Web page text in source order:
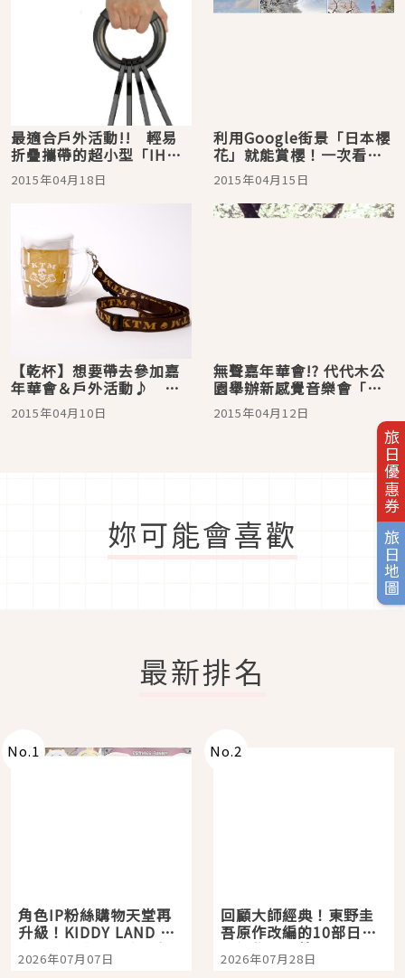
旅日優惠券
旅日地圖
最適合戶外活動!! 輕易
折疊攜帶的超小型「IH調
理爐」
2015年04月18日
利用Google街景「日本櫻
花」就能賞櫻！一次看遍
全國53地盛放的櫻花！
2015年04月15日
【乾杯】想要帶去參加嘉
年華會＆戶外活動♪ 決
明子的巡迴演唱會周邊商
品－螢光棒竟然是”啤酒
2015年04月10日
無聲嘉年華會!? 代代木公
園舉辦新感覺音樂會「電
音夜櫻寂靜狂歡」
2015年04月12日
妳可能會喜歡
最新排名
No.1
角色IP粉絲購物天堂再
升級！KIDDY LAND 原
宿店吉伊卡哇迎客，新
開幕 OMOKADO 店3分
2026年07月07日
No.2
回顧大師經典！東野圭
吾原作改編的10部日本
影視作品推薦
2026年07月28日